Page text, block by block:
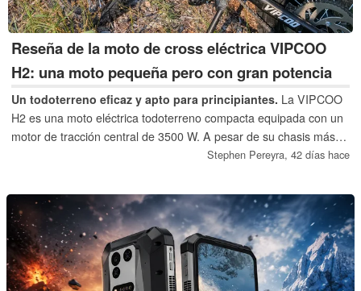
Reseña de la moto de cross eléctrica VIPCOO
H2: una moto pequeña pero con gran potencia
Un todoterreno eficaz y apto para principiantes. La VIPCOO
H2 es una moto eléctrica todoterreno compacta equipada con un
motor de tracción central de 3500 W. A pesar de su chasis más
pequeño y de su configuración de neumáticos de 14 y 12
rueda y circular por terrenos accidentados.
Stephen Pereyra, 42 días hace